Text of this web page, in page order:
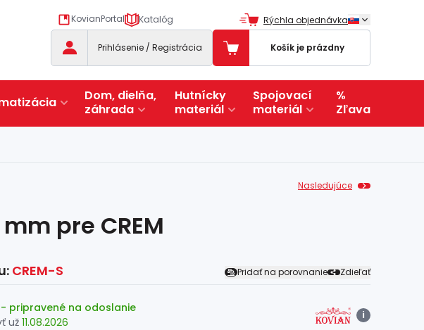
KovianPortal Katalóg Rýchla objednávka
Prihlásenie / Registrácia Košík je prázdny
Dom, dielňa,
záhrada
Hutnícky
materiál
Spojovací
materiál
%
Zľava
Nasledujúce
pre CREM
CREM-S Pridať na porovnanie Zdieľať
- pripravené na odoslanie
už 11.08.2026
i